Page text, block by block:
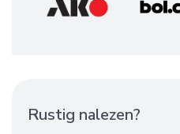
Rustig nalezen?